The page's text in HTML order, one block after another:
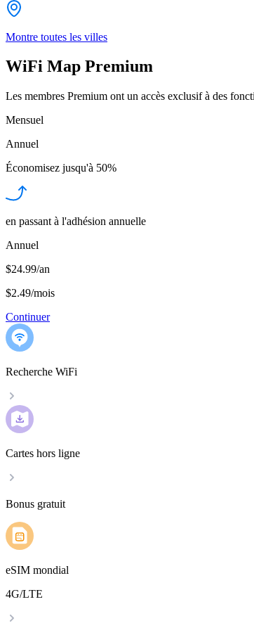
Montre toutes les villes
WiFi Map Premium
Les membres Premium ont un accès exclusif à des
Mensuel
Annuel
Économisez jusqu'à 50%
en passant à l'adhésion annuelle
Annuel
$24.99/an
$2.49/mois
Continuer
Recherche WiFi
Cartes hors ligne
Bonus gratuit
eSIM mondial
4G/LTE